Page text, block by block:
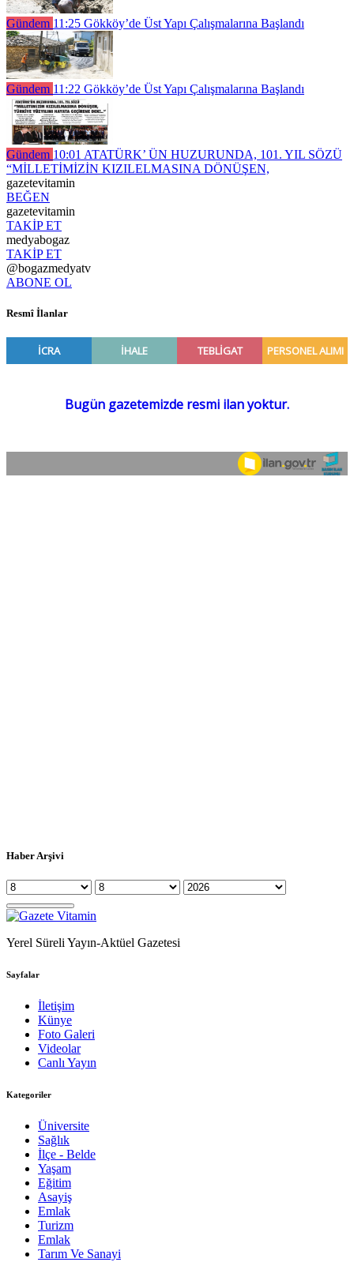
Gündem 11:25 Gökköy’de Üst Yapı Çalışmalarına Başlandı
Gündem 11:22 Gökköy’de Üst Yapı Çalışmalarına Başlandı
Gündem 10:01 ATATÜRK’ ÜN HUZURUNDA, 101. YIL SÖZÜ
“MİLLETİMİZİN KIZILELMASINA DÖNÜŞEN,
gazetevitamin
BEĞEN
gazetevitamin
TAKİP ET
medyabogaz
TAKİP ET
@bogazmedyatv
ABONE OL
Resmî İlanlar
Haber Arşivi
Yerel Süreli Yayın-Aktüel Gazetesi
Sayfalar
İletişim
Künye
Foto Galeri
Videolar
Canlı Yayın
Kategoriler
Üniversite
Sağlık
İlçe - Belde
Yaşam
Eğitim
Asayiş
Emlak
Turizm
Emlak
Tarım Ve Sanayi